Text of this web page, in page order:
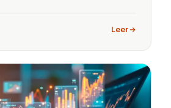
Leer